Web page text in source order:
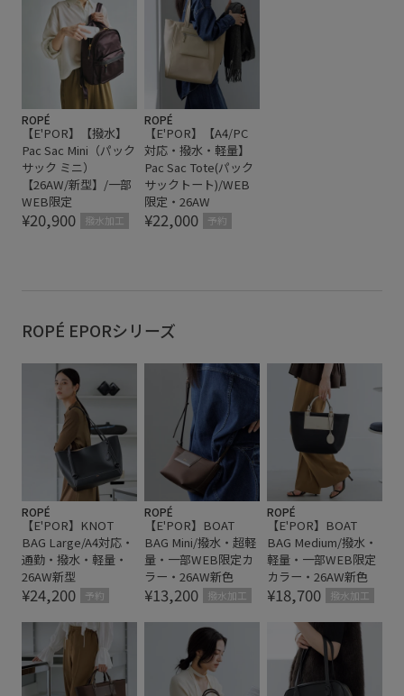
ROPÉ
【E'POR】【撥水】
Pac Sac Mini（パック
サック ミニ）
【26AW/新型】/一部
WEB限定
¥20,900 撥水加工
ROPÉ
【E'POR】【A4/PC
対応・撥水・軽量】
Pac Sac Tote(パック
サックトート)/WEB
限定・26AW
¥22,000 予約
ROPÉ EPORシリーズ
ROPÉ
【E'POR】KNOT
BAG Large/A4対応・
通勤・撥水・軽量・
26AW新型
¥24,200 予約
ROPÉ
【E'POR】BOAT
BAG Mini/撥水・超軽
量・一部WEB限定カ
ラー・26AW新色
¥13,200 撥水加工
ROPÉ
【E'POR】BOAT
BAG Medium/撥水・
軽量・一部WEB限定
カラー・26AW新色
¥18,700 撥水加工